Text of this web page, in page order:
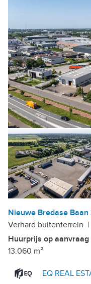
Nieuwe Bredase
Verhard buitenterrein |
Huurprijs op aanvraag
13.060 m²
EQ REAL